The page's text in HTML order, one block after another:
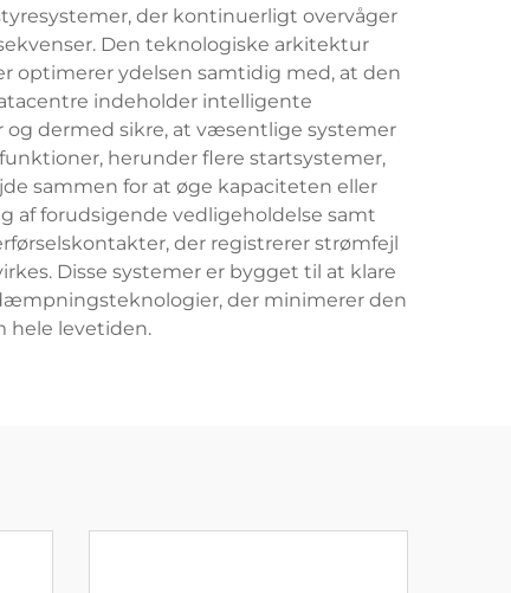
der kontinuerligt overvåger
Den teknologiske arkitektur
optimerer ydelsen samtidig med, at den
indeholder intelligente
dermed sikre, at væsentlige systemer
herunder flere startsystemer,
sammen for at øge kapaciteten eller
af forudsigende vedligeholdelse samt
der registrerer strømfejl
Disse systemer er bygget til at klare
der minimerer den
hele levetiden.